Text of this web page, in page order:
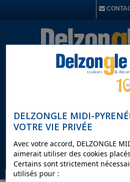
MENU
DELZONGLE MIDI-
VOTRE VIE PRIVÉE
Avec votre accord, DELZONGLE
aimerait utiliser des cookies
Certains sont strictement
utilisés pour :